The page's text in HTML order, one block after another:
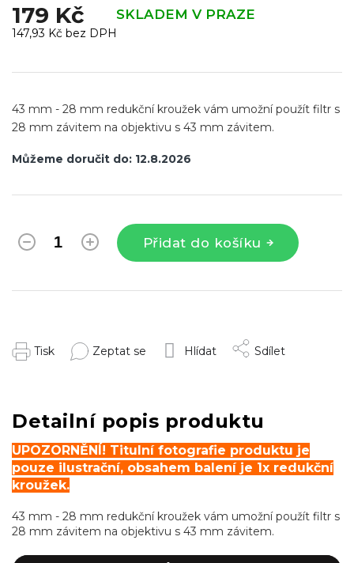
179 Kč SKLADEM V PRAZE
147,93 Kč bez DPH
cena:
Můžeme doručit do: 12.8.2026
Přidat do košíku
43 mm - 28 mm redukční kroužek vám umožní použít filtr s
28 mm závitem na objektivu s 43 mm závitem.
Tisk Zeptat se Hlídat Sdílet
Detailní popis produktu
UPOZORNĚNÍ! Titulní fotografie produktu je
pouze ilustrační, obsahem balení je 1x redukční
kroužek.
43 mm - 28 mm redukční kroužek vám umožní použít filtr s
28 mm závitem na objektivu s 43 mm závitem.